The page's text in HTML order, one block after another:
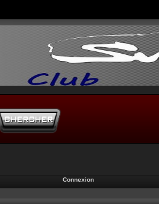
Connexion